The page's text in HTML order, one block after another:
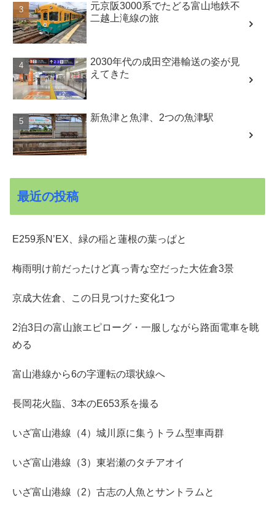
元京阪3000系でたどる富山地鉄不
二越上滝線の旅
2030年代の成田空港輸送の姿が見
えてきた
新魚津と魚津、2つの魚津駅
最近の投稿
E259系N’EX、緑の稲と蓮根の葉っぱと
梅雨明け前だったけど真っ青な空だった大佐倉3景
京成大佐倉、この日見つけた変化1つ
2泊3日の富山旅エピローグ・一服しながら路面電車を眺
める
富山港線から6の字運転の環状線へ
長岡花火臨、3本のE653系を撮る
いざ富山港線（4）城川原に集うトラム型車両群
いざ富山港線（3）東岩瀬のタチアオイ
いざ富山港線（2）古志の人魚とサントラムと